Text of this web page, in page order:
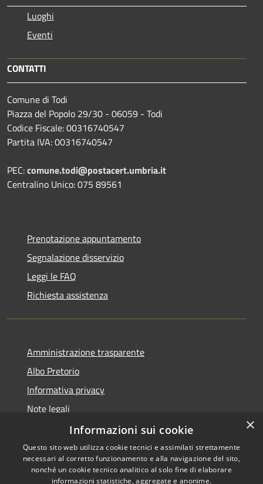
Luoghi
Eventi
CONTATTI
Comune di Todi
Piazza del Popolo 29/30 - 06059 - Todi
Codice Fiscale: 00316740547
Partita IVA: 00316740547
PEC:comune.todi@postacert.umbria.it
Centralino Unico: 075 89561
Prenotazione appuntamento
Segnalazione disservizio
Leggi le FAQ
Richiesta assistenza
Amministrazione trasparente
Albo Pretorio
Informativa privacy
Note legali
Dichiarazione di accessibilità
×
Informazioni sui cookie
Questo sito web utilizza cookie tecnici e assimilati strettamente
necessari al corretto funzionamento e alla navigazione del sito,
nonché un cookie tecnico analitico al solo fine di elaborare
informazioni statistiche, aggregate e anonime.